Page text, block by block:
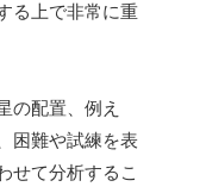
る上で非常に重
の配置、例え
困難や試練を表
せて分析するこ